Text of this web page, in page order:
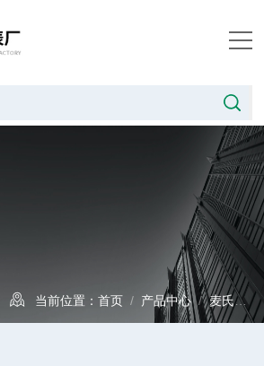
当前位置：首页 / 产品中心/麦氏真空表